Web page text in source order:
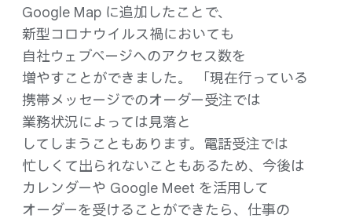
Google Map に​追加した​ことで、​
新型コロナウイルス禍に​おいても​
自社ウェブページへの​アクセス数を​
増やすことができました。 「現在​行っている​
携帯メッセージでの​オーダー受注では​
業務状況に​よっては​見落と​
してしまうこともあります。​電話受注では​
忙しくて​出られない​こともある​ため、​今後は​
カレンダーや Google Meet を​活用して​
オーダーを​受ける​ことが​できたら、​仕事の​